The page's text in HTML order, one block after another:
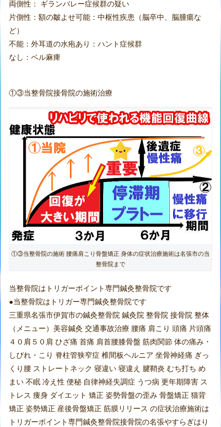
両側性： ギランバレー症候群の疑い
片側性：額の皺よせ可能：中枢性疾患（脳卒中、脳腫瘍な
ど）
不能：外耳道の水疱あり：ハント症候群
なし：ベル麻痺
①③当整骨院接骨院の施術治療
①③当整骨院の施術 腰痛肩こり骨盤矯正 身体の症状治療施術は名張市の当
整骨院まで
当整骨院はトリガーポイント専門鍼灸整骨院です
●当整骨院はトリガー専門鍼灸整骨院です
三重県名張市伊賀市の鍼灸整骨院 鍼灸院 整骨院 接骨院 整体
（メニュー）美容鍼灸 交通事故治療 腰痛 肩こり 頭痛 片頭痛
４０肩５０肩 ひざ痛 首痛 肩首腰膝骨盤 筋肉関節 体の痛み・
しびれ・こり 脊柱管狭窄症 椎間板ヘルニア 坐骨神経痛 ぎっ
くり腰 ストレートネック 寝違い 寝違え 腱鞘炎 むち打ち め
まい 不眠 冷え性 便秘 自律神経失調症 うつ病 更年期障害 ス
トレス 痩身 ダイエット 矯正 姿勢骨盤の歪み 骨盤矯正 猫背
矯正 姿勢矯正 産後骨盤矯正 筋膜リリース の症状治療施術は
トリガーポイント専門鍼灸整骨院接骨院の名張やすらぎはり